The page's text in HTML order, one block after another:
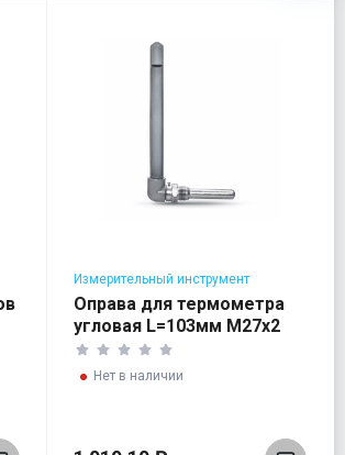
Измерительный инструмент
Оправа для термометра
угловая L=103мм M27x2
Нет в наличии